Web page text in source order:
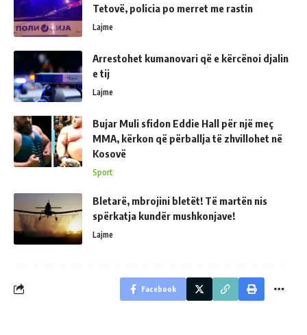
Tetovë, policia po merret me rastin
Lajme
Arrestohet kumanovari që e kërcënoi djalin
e tij
Lajme
Bujar Muli sfidon Eddie Hall për një meç
MMA, kërkon që përballja të zhvillohet në
Kosovë
Sport
Bletarë, mbrojini bletët! Të martën nis
spërkatja kundër mushkonjave!
Lajme
Facebook